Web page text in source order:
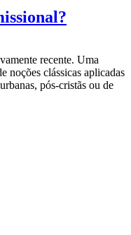
recente. Uma
noções clássicas aplicadas
pós-cristãs ou de